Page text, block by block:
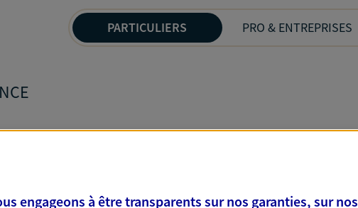
PARTICULIERS PRO & ENTREPRISES
engageons à être transparents sur nos garanties, sur nos